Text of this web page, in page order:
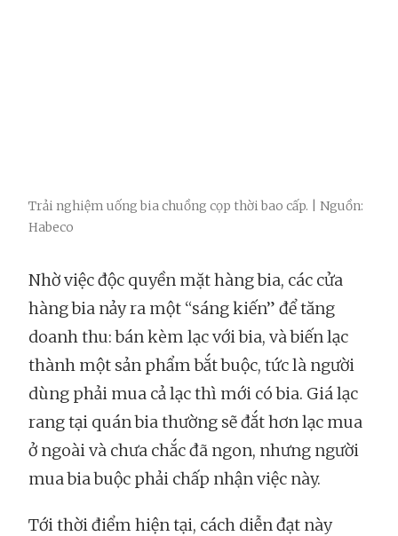
Trải nghiệm uống bia chuồng cọp thời bao cấp. | Nguồn:
Habeco
Nhờ việc độc quyền mặt hàng bia, các cửa
hàng bia nảy ra một “sáng kiến” để tăng
doanh thu: bán kèm lạc với bia, và biến lạc
thành một sản phẩm bắt buộc, tức là người
dùng phải mua cả lạc thì mới có bia. Giá lạc
rang tại quán bia thường sẽ đắt hơn lạc mua
ở ngoài và chưa chắc đã ngon, nhưng người
mua bia buộc phải chấp nhận việc này.
Tới thời điểm hiện tại, cách diễn đạt này